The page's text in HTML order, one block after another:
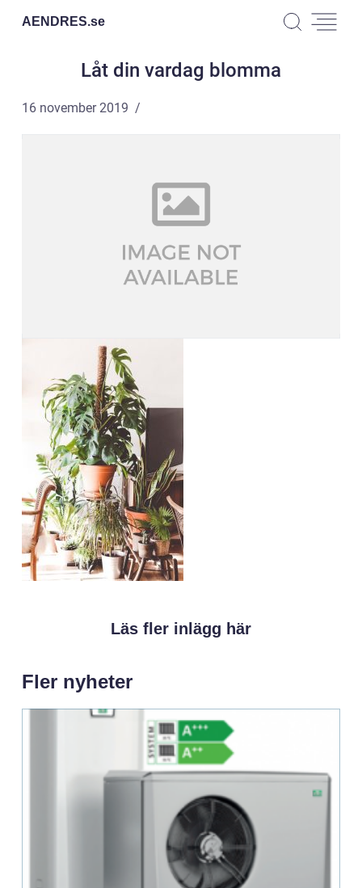
AENDRES.se
Låt din vardag blomma
16 november 2019
Läs fler inlägg här
Fler nyheter